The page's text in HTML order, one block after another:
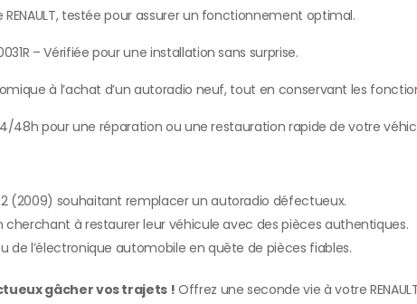
RENAULT, testée pour assurer un fonctionnement optimal.
– Vérifiée pour une installation sans surprise.
à l’achat d’un autoradio neuf, tout en conservant les
48h pour une réparation ou une restauration rapide de votre
2 (2009) souhaitant remplacer un autoradio défectueux.
cherchant à restaurer leur véhicule avec des pièces authentiques.
de l’électronique automobile en quête de pièces fiables.
gâcher vos trajets ! Offrez une seconde vie à votre